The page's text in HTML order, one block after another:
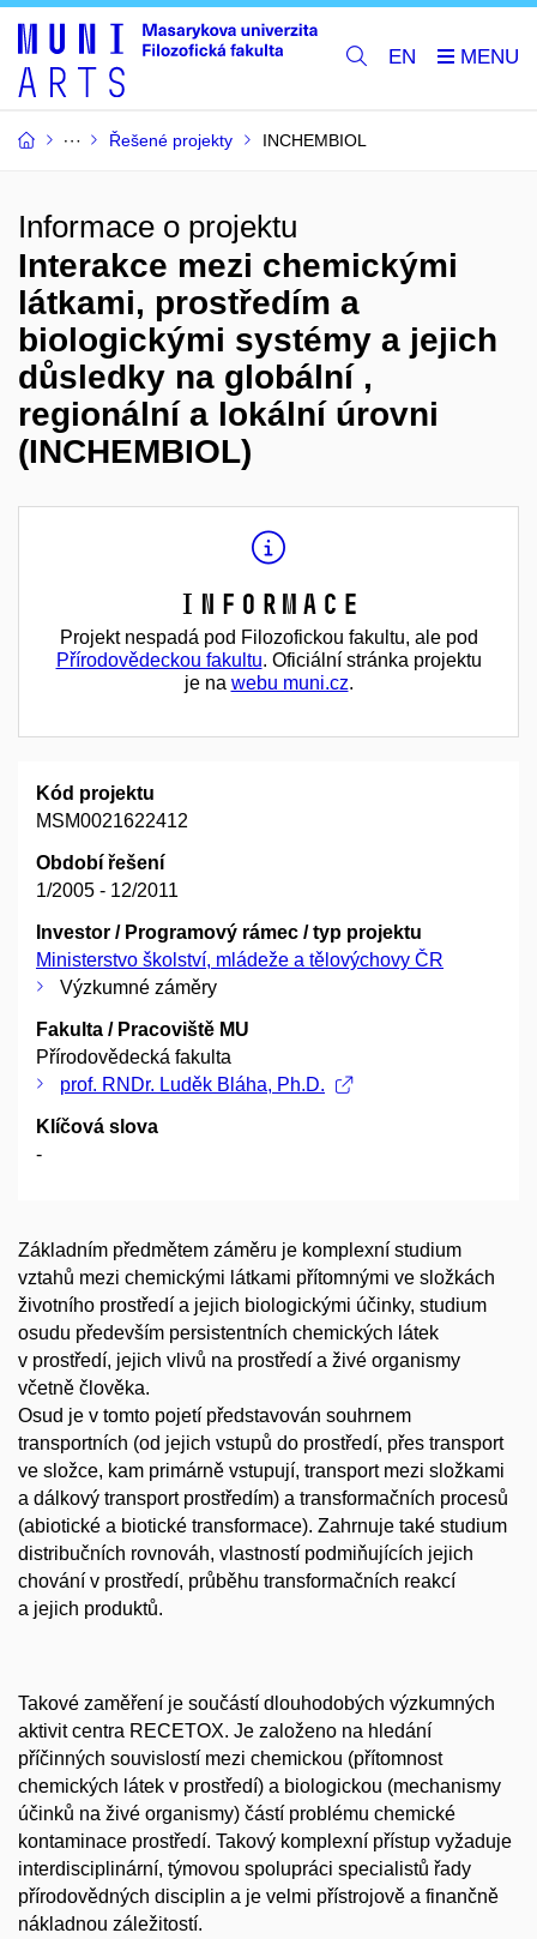
EN
Řešené projekty INCHEMBIOL
Informace o projektu
Interakce mezi chemickými
látkami, prostředím a
biologickými systémy a jejich
důsledky na globální ,
regionální a lokální úrovni
(INCHEMBIOL)
Informace
Projekt nespadá pod Filozofickou fakultu, ale pod
Přírodovědeckou fakultu. Oficiální stránka projektu
je na webu muni.cz.
Kód projektu
MSM0021622412
Období řešení
1/2005 - 12/2011
Investor / Programový rámec / typ projektu
Ministerstvo školství, mládeže a tělovýchovy ČR
Výzkumné záměry
Fakulta / Pracoviště MU
Přírodovědecká fakulta
prof. RNDr. Luděk Bláha, Ph.D.
Klíčová slova
-
Základním předmětem záměru je komplexní studium
vztahů mezi chemickými látkami přítomnými ve složkách
životního prostředí a jejich biologickými účinky, studium
osudu především persistentních chemických látek
v prostředí, jejich vlivů na prostředí a živé organismy
včetně člověka.
Osud je v tomto pojetí představován souhrnem
transportních (od jejich vstupů do prostředí, přes transport
ve složce, kam primárně vstupují, transport mezi složkami
a dálkový transport prostředím) a transformačních procesů
(abiotické a biotické transformace). Zahrnuje také studium
distribučních rovnováh, vlastností podmiňujících jejich
chování v prostředí, průběhu transformačních reakcí
a jejich produktů.
Takové zaměření je součástí dlouhodobých výzkumných
aktivit centra RECETOX. Je založeno na hledání
příčinných souvislostí mezi chemickou (přítomnost
chemických látek v prostředí) a biologickou (mechanismy
účinků na živé organismy) částí problému chemické
kontaminace prostředí. Takový komplexní přístup vyžaduje
interdisciplinární, týmovou spolupráci specialistů řady
přírodovědných disciplin a je velmi přístrojově a finančně
nákladnou záležitostí.